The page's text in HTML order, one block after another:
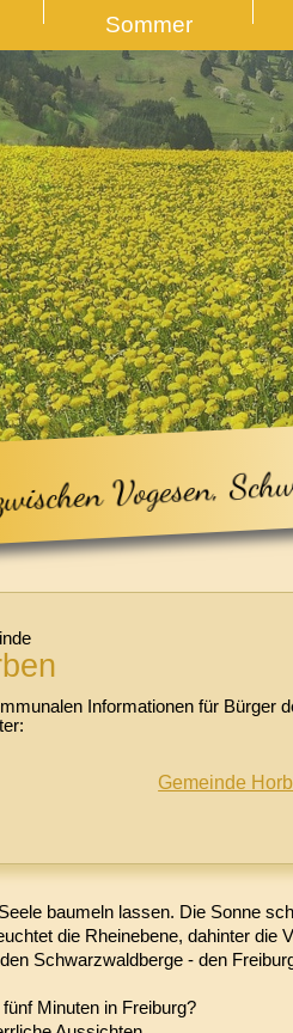
Sommer
Vogesen,
Informationen für Bürger
Gemeinde
baumeln lassen. Die Sonne
die Rheinebene, dahinter die
Schwarzwaldberge - den
Minuten in Freiburg?